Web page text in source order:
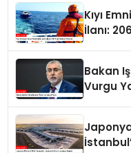
Kıyı
İlanı:
Bakan
Vurgu